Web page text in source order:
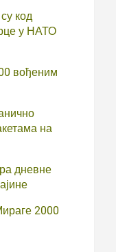
код
у НАТО
вођеним
на
дневне
2000